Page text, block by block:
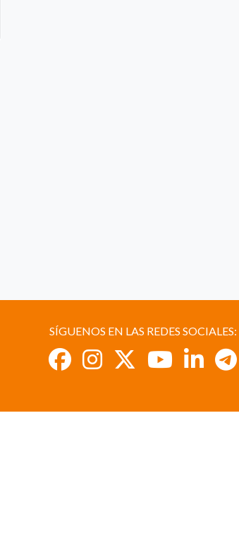
SÍGUENOS EN LAS REDES SOCIALES: